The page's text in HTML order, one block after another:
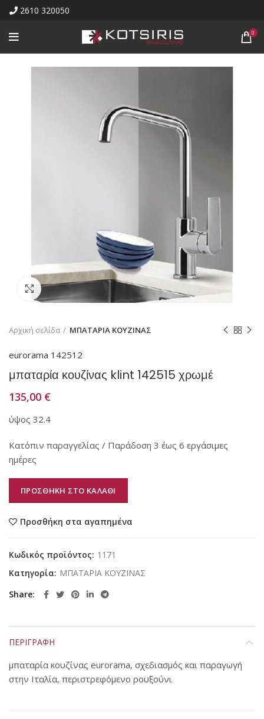
2610 320050
0
Κάντε κλικ για μεγέθυνση
Αρχική σελίδα ΜΠΑΤΑΡΙΑ ΚΟΥΖΙΝΑΣ
eurorama 142512
μπαταρία κουζίνας klint 142515 χρωμέ
135,00 €
ύψος 32.4
Κατόπιν παραγγελίας / Παράδοση 3 έως 6 εργάσιμες
ημέρες
ΠΡΟΣΘΗΚΗ ΣΤΟ ΚΑΛΑΘΙ
Προσθήκη στα αγαπημένα
Κωδικός προϊόντος: 1171
Κατηγορία: ΜΠΑΤΑΡΙΑ ΚΟΥΖΙΝΑΣ
Share
ΠΕΡΙΓΡΑΦΗ
μπαταρία κουζίνας eurorama, σχεδιασμός και παραγωγή
στην Ιταλία, περιστρεφόμενο ρουξούνι